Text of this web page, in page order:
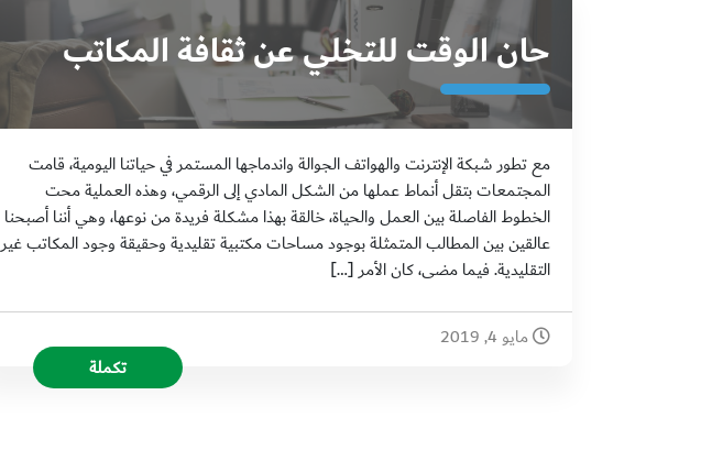
حان الوقت للتخلي عن ثقافة المكاتب
مع تطور شبكة الإنترنت والهواتف الجوالة واندماجها المستمر في حياتنا اليومية، قامت
المجتمعات بتقل أنماط عملها من الشكل المادي إلى الرقمي، وهذه العملية محت
الخطوط الفاصلة بين العمل والحياة، خالقة بهذا مشكلة فريدة من نوعها، وهي أننا أصبحنا
عالقين بين المطالب المتمثلة بوجود مساحات مكتبية تقليدية وحقيقة وجود المكاتب غير
التقليدية. فيما مضى، كان الأمر […]
مايو 4, 2019
تكملة